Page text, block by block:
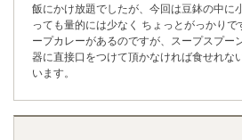
飯にかけ放題でしたが、今回は豆鉢の中に
っても量的には少なく ちょっとがっかり
ープカレーがあるのですが、スープスプー
器に直接口をつけて頂かなければ食せれな
います。